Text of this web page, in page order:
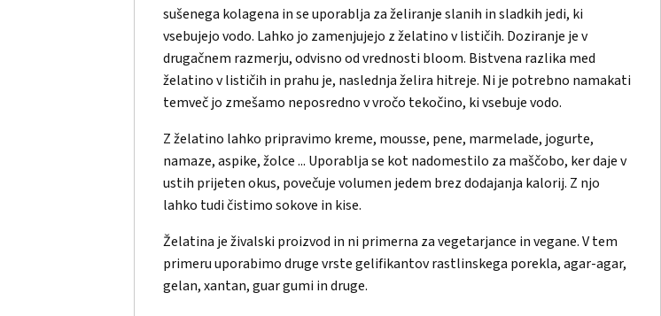
sušenega kolagena in se uporablja za želiranje slanih in sladkih jedi, ki
vsebujejo vodo. Lahko jo zamenjujejo z želatino v lističih. Doziranje je v
drugačnem razmerju, odvisno od vrednosti bloom. Bistvena razlika med
želatino v lističih in prahu je, naslednja želira hitreje. Ni je potrebno namakati
temveč jo zmešamo neposredno v vročo tekočino, ki vsebuje vodo.
Z želatino lahko pripravimo kreme, mousse, pene, marmelade, jogurte,
namaze, aspike, žolce ... Uporablja se kot nadomestilo za maščobo, ker daje v
ustih prijeten okus, povečuje volumen jedem brez dodajanja kalorij. Z njo
lahko tudi čistimo sokove in kise.
Želatina je živalski proizvod in ni primerna za vegetarjance in vegane. V tem
primeru uporabimo druge vrste gelifikantov rastlinskega porekla, agar-agar,
gelan, xantan, guar gumi in druge.